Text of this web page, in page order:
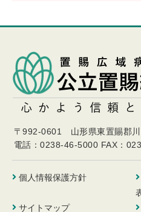
〒992-0601 山形県東置賜郡
電話：0238-46-5000 FAX：
個人情報保護方針
サイトマップ